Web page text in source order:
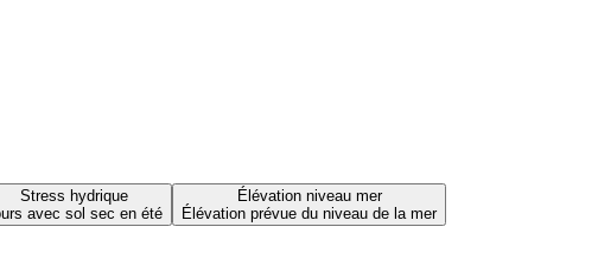
Stress hydrique
avec sol sec en été
Élévation niveau mer
Élévation prévue du niveau de la mer